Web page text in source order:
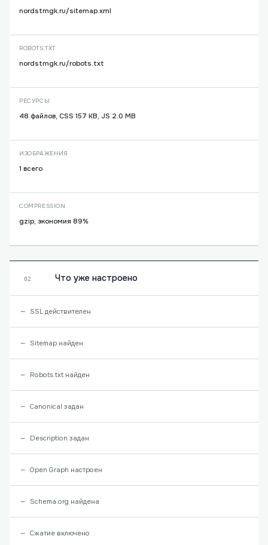
nordstmgk.ru/sitemap.xml
ROBOTS.TXT
nordstmgk.ru/robots.txt
РЕСУРСЫ
48 файлов, CSS 157 KB, JS 2.0 MB
ИЗОБРАЖЕНИЯ
1 всего
COMPRESSION
gzip, экономия 89%
02 Что уже настроено
SSL действителен
Sitemap найден
Robots.txt найден
Canonical задан
Description задан
Open Graph настроен
Schema.org найдена
Сжатие включено